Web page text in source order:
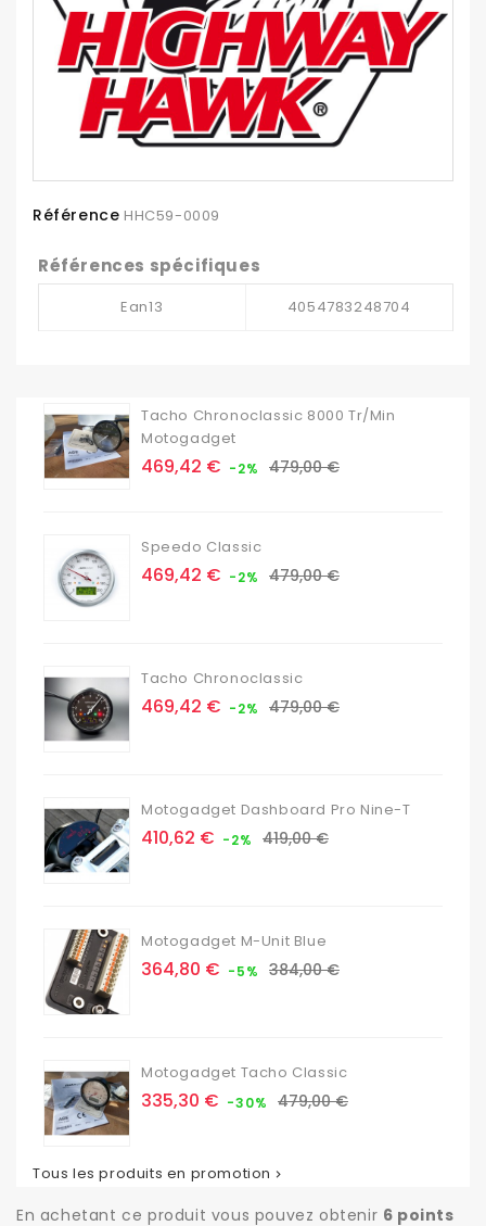
Référence HHC59-0009
Références spécifiques
Ean13 4054783248704
Tacho Chronoclassic 8000 Tr/min
Motogadget
Prix
469,42 € -2% Prix
479,00 €
Speedo Classic
Prix
469,42 € -2% Prix
479,00 €
Tacho Chronoclassic
Prix
469,42 € -2% Prix
479,00 €
Motogadget Dashboard Pro Nine-T
Prix
410,62 € -2% Prix
419,00 €
Motogadget M-Unit Blue
Prix
364,80 € -5% Prix
384,00 €
Motogadget Tacho Classic
Prix
335,30 € -30% Prix
479,00 €
Tous les produits en promotion 
En achetant ce produit vous pouvez obtenir 6 points